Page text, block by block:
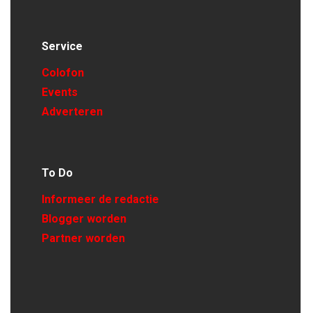
Service
Colofon
Events
Adverteren
To Do
Informeer de redactie
Blogger worden
Partner worden